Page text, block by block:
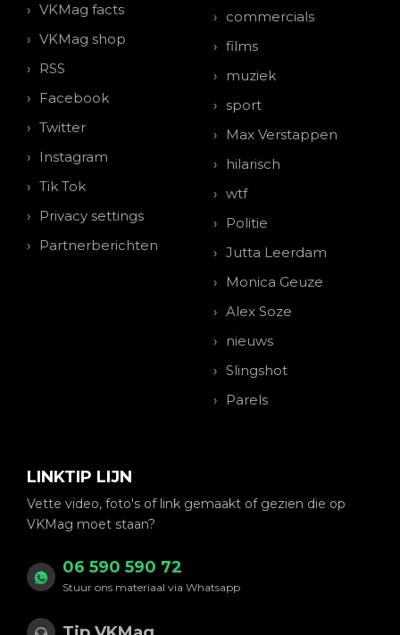
VKMag facts
VKMag shop
RSS
Facebook
Twitter
Instagram
Tik Tok
Privacy settings
Partnerberichten
commercials
films
muziek
sport
Max Verstappen
hilarisch
wtf
Politie
Jutta Leerdam
Monica Geuze
Alex Soze
nieuws
Slingshot
Parels
LINKTIP LIJN
Vette video, foto's of link gemaakt of gezien die op
VKMag moet staan?
06 590 590 72
Stuur ons materiaal via Whatsapp